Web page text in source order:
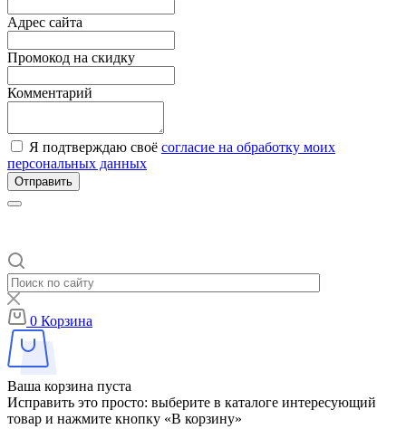
Адрес сайта
Промокод на скидку
Комментарий
Я подтверждаю своё согласие на обработку моих
персональных данных
Отправить
0 Корзина
Ваша корзина пуста
Исправить это просто: выберите в каталоге интересующий
товар и нажмите кнопку «В корзину»